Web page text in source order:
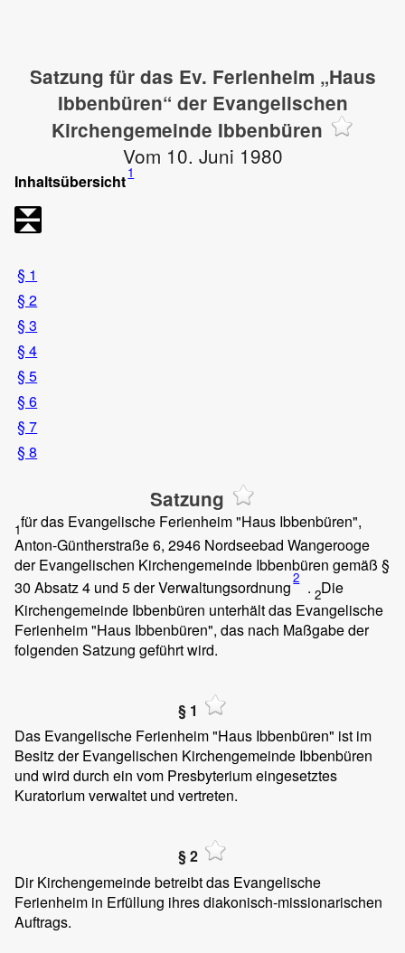
Satzung für das Ev. Ferienheim „Haus
Ibbenbüren“ der Evangelischen
Kirchengemeinde Ibbenbüren
Vom 10. Juni 1980
Inhaltsübersicht1
§ 1
§ 2
§ 3
§ 4
§ 5
§ 6
§ 7
§ 8
Satzung
1für das Evangelische Ferienheim "Haus Ibbenbüren",
Anton-Güntherstraße 6, 2946 Nordseebad Wangerooge
der Evangelischen Kirchengemeinde Ibbenbüren gemäß §
30 Absatz 4 und 5 der Verwaltungsordnung2 .2Die
Kirchengemeinde Ibbenbüren unterhält das Evangelische
Ferienheim "Haus Ibbenbüren", das nach Maßgabe der
folgenden Satzung geführt wird.
§ 1
Das Evangelische Ferienheim "Haus Ibbenbüren" ist im
Besitz der Evangelischen Kirchengemeinde Ibbenbüren
und wird durch ein vom Presbyterium eingesetztes
Kuratorium verwaltet und vertreten.
§ 2
Dir Kirchengemeinde betreibt das Evangelische
Ferienheim in Erfüllung ihres diakonisch-missionarischen
Auftrags.